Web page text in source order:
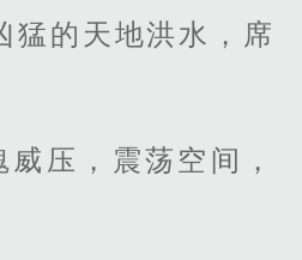
猛的天地洪水，席
压，震荡空间，